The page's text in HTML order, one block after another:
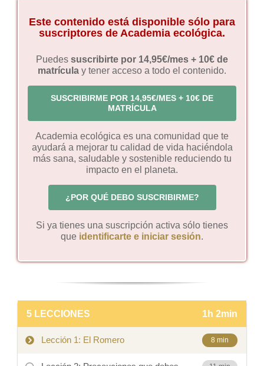
Este contenido está disponible sólo para
suscriptores de Academia ecológica.
Puedes suscribirte por 14,95€/mes + 10€ de
matrícula y tener acceso a todo el contenido.
SUSCRIBIRME POR 14,95€/MES + 10€ DE
MATRÍCULA
Academia ecológica es una comunidad que te
ayudará a mejorar tu calidad de vida haciéndola
más sana, saludable y sostenible reduciendo tu
impacto en el planeta.
¿POR QUÉ DEBO SUSCRIBIRME?
Si ya tienes una suscripción activa sólo tienes
que identificarte e iniciar sesión.
5 LECCIONES 1h 2min
Lección 1: El Romero 8 min